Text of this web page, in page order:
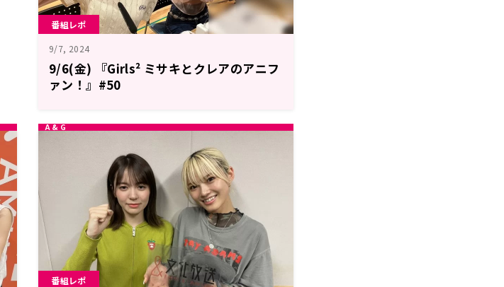
番組レポ
9/7, 2024
9/6(金) 『Girls² ミサキとクレアのアニフ
ァン！』#50
番組レポ